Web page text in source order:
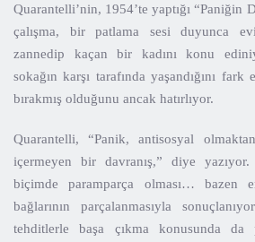
Quarantelli’nin, 1954’te yaptığı “Paniğin
çalışma, bir patlama sesi duyunca
zannedip kaçan bir kadını konu
sokağın karşı tarafında yaşandığını
bırakmış olduğunu ancak hatırlıyor.
Quarantelli, “Panik, antisosyal
içermeyen bir davranış,” diye
biçimde paramparça olması… bazen
bağlarının parçalanmasıyla
tehditlerle başa çıkma konusunda da